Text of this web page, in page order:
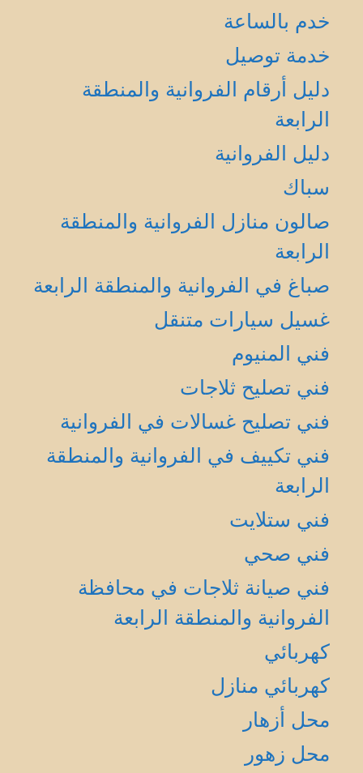
خدم بالساعة
خدمة توصيل
دليل أرقام الفروانية والمنطقة
الرابعة
دليل الفروانية
سباك
صالون منازل الفروانية والمنطقة
الرابعة
صباغ في الفروانية والمنطقة الرابعة
غسيل سيارات متنقل
فني المنيوم
فني تصليح ثلاجات
فني تصليح غسالات في الفروانية
فني تكييف في الفروانية والمنطقة
الرابعة
فني ستلايت
فني صحي
فني صيانة ثلاجات في محافظة
الفروانية والمنطقة الرابعة
كهربائي
كهربائي منازل
محل أزهار
محل زهور